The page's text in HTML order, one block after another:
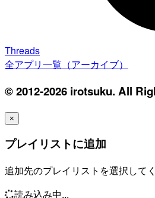
Threads
全アプリ一覧（アーカイブ）
© 2012-2026 irotsuku. All
×
プレイリストに追加
追加先のプレイリストを選択してく
読み込み中...